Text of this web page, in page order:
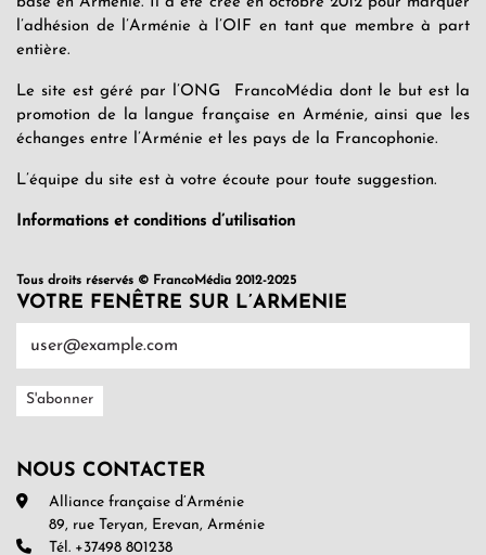
l’adhésion de l’Arménie à l’OIF en tant que membre à part
entière.
Le site est géré par l’ONG FrancoMédia dont le but est la
promotion de la langue française en Arménie, ainsi que les
échanges entre l’Arménie et les pays de la Francophonie.
L’équipe du site est à votre écoute pour toute suggestion.
Informations et conditions d’utilisation
Tous droits réservés © FrancoMédia 2012-2025
VOTRE FENÊTRE SUR L’ARMENIE
NOUS CONTACTER
Alliance française d’Arménie
89, rue Teryan, Erevan, Arménie
Tél. +37498 801238